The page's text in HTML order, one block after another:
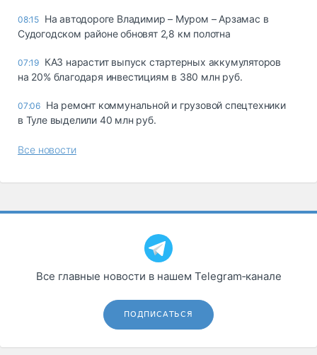
08:15 На автодороге Владимир – Муром – Арзамас в
Судогодском районе обновят 2,8 км полотна
07:19 КАЗ нарастит выпуск стартерных аккумуляторов
на 20% благодаря инвестициям в 380 млн руб.
07:06 На ремонт коммунальной и грузовой спецтехники
в Туле выделили 40 млн руб.
Все новости
Все главные новости в нашем Telegram‑канале
ПОДПИСАТЬСЯ